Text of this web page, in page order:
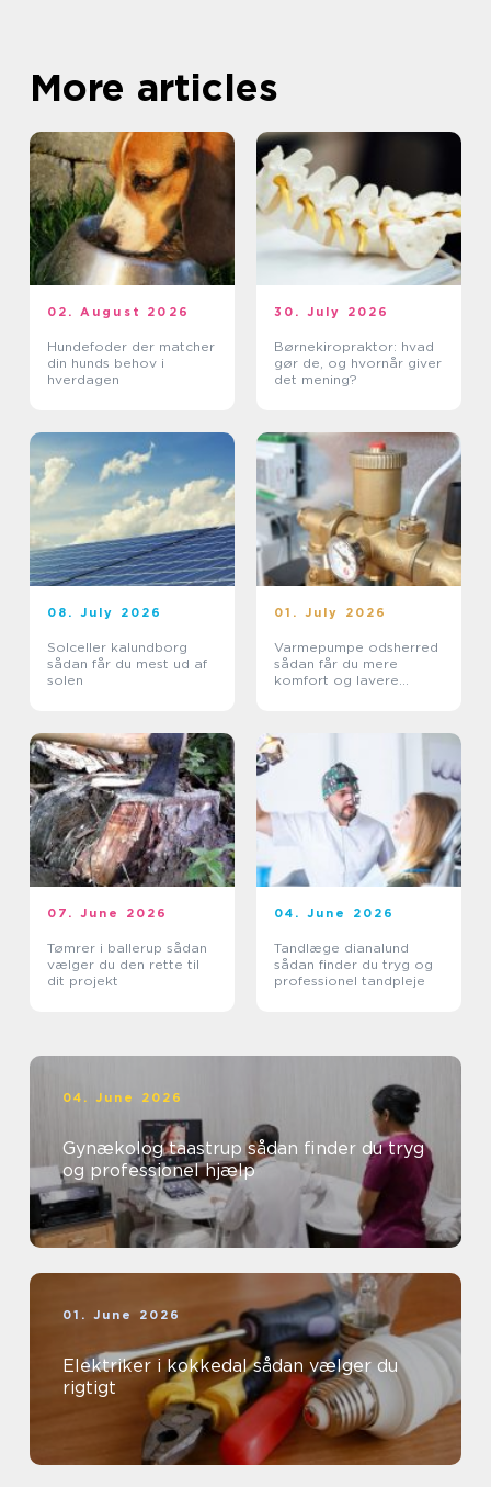
More articles
02. August 2026
Hundefoder der matcher
din hunds behov i
hverdagen
30. July 2026
Børnekiropraktor: hvad
gør de, og hvornår giver
det mening?
08. July 2026
Solceller kalundborg
sådan får du mest ud af
solen
01. July 2026
Varmepumpe odsherred
sådan får du mere
komfort og lavere
07. June 2026
Tømrer i ballerup sådan
vælger du den rette til
dit projekt
04. June 2026
Tandlæge dianalund
sådan finder du tryg og
professionel tandpleje
04. June 2026
Gynækolog taastrup sådan finder du tryg
og professionel hjælp
01. June 2026
Elektriker i kokkedal sådan vælger du
rigtigt